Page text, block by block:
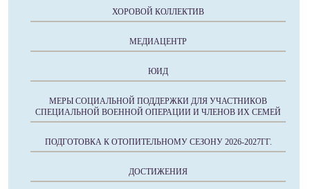
ХОРОВОЙ КОЛЛЕКТИВ
МЕДИАЦЕНТР
ЮИД
МЕРЫ СОЦИАЛЬНОЙ ПОДДЕРЖКИ ДЛЯ УЧАСТНИКОВ
СПЕЦИАЛЬНОЙ ВОЕННОЙ ОПЕРАЦИИ И ЧЛЕНОВ ИХ СЕМЕЙ
ПОДГОТОВКА К ОТОПИТЕЛЬНОМУ СЕЗОНУ 2026-2027ГГ.
ДОСТИЖЕНИЯ